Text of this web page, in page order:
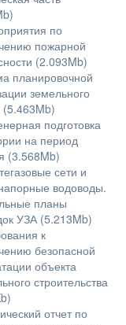
по
пожарной
(2.093Mb)
планировочной
земельного
(5.463Mb)
подготовка
на период
(3.568Mb)
сети и
водоводы.
планы
УЗА (5.213Mb)
к
безопасной
объекта
строительства
отчет по